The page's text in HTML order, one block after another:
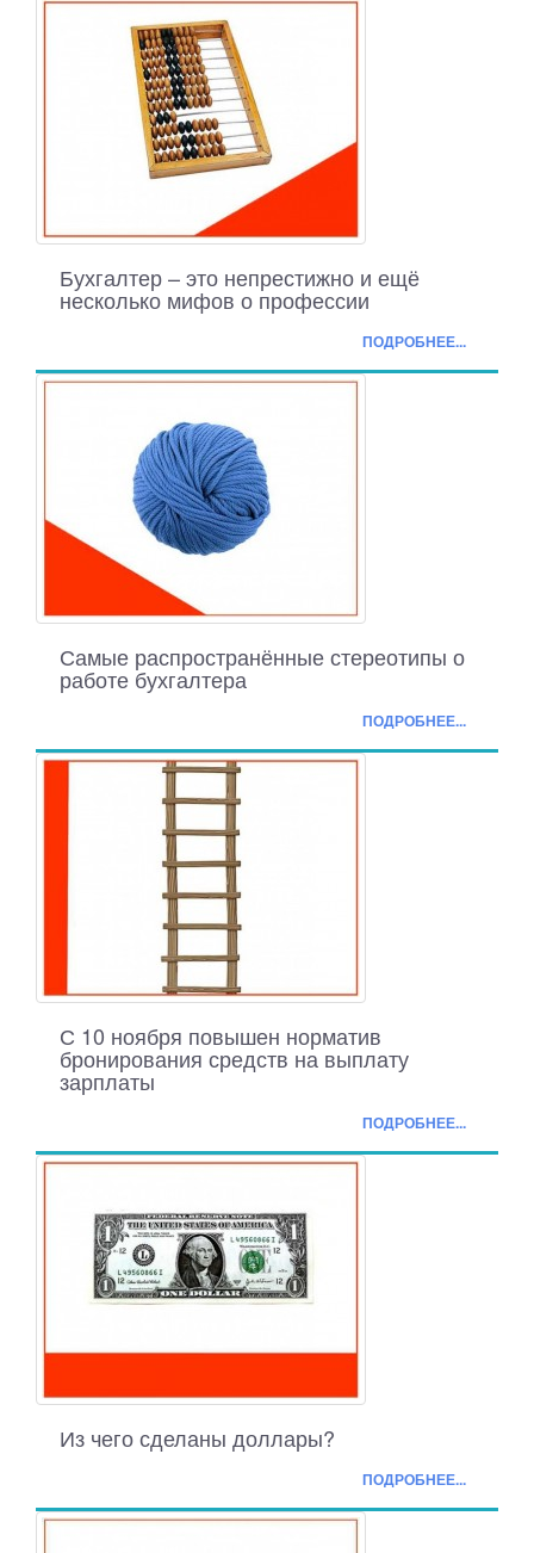
Бухгалтер – это непрестижно и ещё
несколько мифов о профессии
ПОДРОБНЕЕ...
Самые распространённые стереотипы о
работе бухгалтера
ПОДРОБНЕЕ...
С 10 ноября повышен норматив
бронирования средств на выплату
зарплаты
ПОДРОБНЕЕ...
Из чего сделаны доллары?
ПОДРОБНЕЕ...